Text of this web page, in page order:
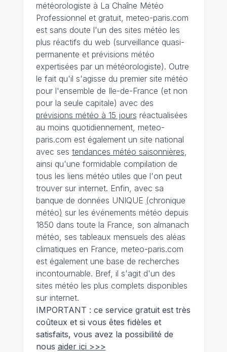
météorologiste à La Chaîne Météo
Professionnel et gratuit, meteo-paris.com
est sans doute l'un des sites météo les
plus réactifs du web (surveillance quasi-
permanente et prévisions météo
expertisées par un météorologiste). Outre
le fait qu'il s'agisse du premier site météo
pour l'ensemble de Ile-de-France (et non
pour la seule capitale) avec des
prévisions météo à 15 jours réactualisées
au moins quotidiennement, meteo-
paris.com est également un site national
avec ses tendances météo saisonnières,
ainsi qu'une formidable compilation de
tous les liens météo utiles que l'on peut
trouver sur internet. Enfin, avec sa
banque de données UNIQUE (chronique
météo) sur les événements météo depuis
1850 dans toute la France, son almanach
météo, ses tableaux mensuels des aléas
climatiques en France, meteo-paris.com
est également une base de recherches
incontournable. Bref, il s'agit d'un des
sites météo les plus complets disponibles
sur internet.
IMPORTANT : ce service gratuit est très
coûteux et si vous êtes fidèles et
satisfaits, vous avez la possibilité de
nous aider ici >>>